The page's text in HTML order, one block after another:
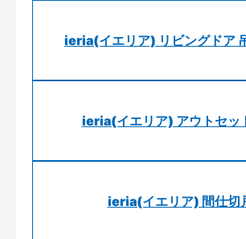
ieria(イエリア) リビングドア
ieria(イエリア) アウトセッ
ieria(イエリア) 間仕切